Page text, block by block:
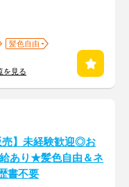
髪色自由
を見る
売】未経験歓迎◎お
あり★髪色自由＆ネ
書不要